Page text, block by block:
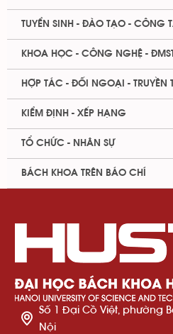
TUYỂN SINH - ĐÀO TẠO - CÔNG
KHOA HỌC - CÔNG NGHỆ -
HỢP TÁC - ĐỐI NGOẠI - TRUYỀN
KIỂM ĐỊNH - XẾP HẠNG
TỔ CHỨC - NHÂN SỰ
BÁCH KHOA TRÊN BÁO CHÍ
Số 1 Đại Cồ Việt, phường
Nội